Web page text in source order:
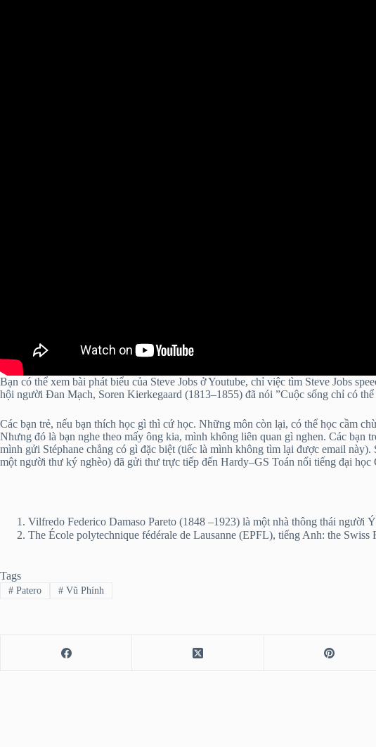
Bạn có thể xem bài phát biểu của Steve Jobs ở Youtube, chỉ việc tìm Steve Jobs
hội người Đan Mạch, Soren Kierkegaard (1813–1855) đã nói ”Cuộc sống chỉ có
Các bạn trẻ, nếu bạn thích học gì thì cứ học. Những môn còn lại, có thể học cầm
Nhưng đó là bạn nghe theo mấy ông kia, mình không liên quan gì nghen. Các
mình gửi Stéphane chẳng có gì đặc biệt (tiếc là mình không tìm lại được email
một người thư ký nghèo) đã gửi thư trực tiếp đến Hardy–GS Toán nổi tiếng đại
Vilfredo Federico Damaso Pareto (1848 –1923) là một nhà thông thái
The École polytechnique fédérale de Lausanne (EPFL), tiếng Anh: the Swiss
Tags
#Patero #Vũ Phính